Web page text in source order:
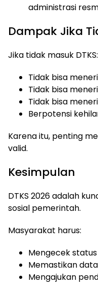
administrasi
Dampak Jika
Jika tidak masuk DTKS:
Tidak bisa
Tidak bisa
Tidak bisa
Berpotensi
Karena itu, penting
valid.
Kesimpulan
DTKS 2026 adalah
sosial pemerintah.
Masyarakat harus:
Mengecek
Memastikan
Mengajukan